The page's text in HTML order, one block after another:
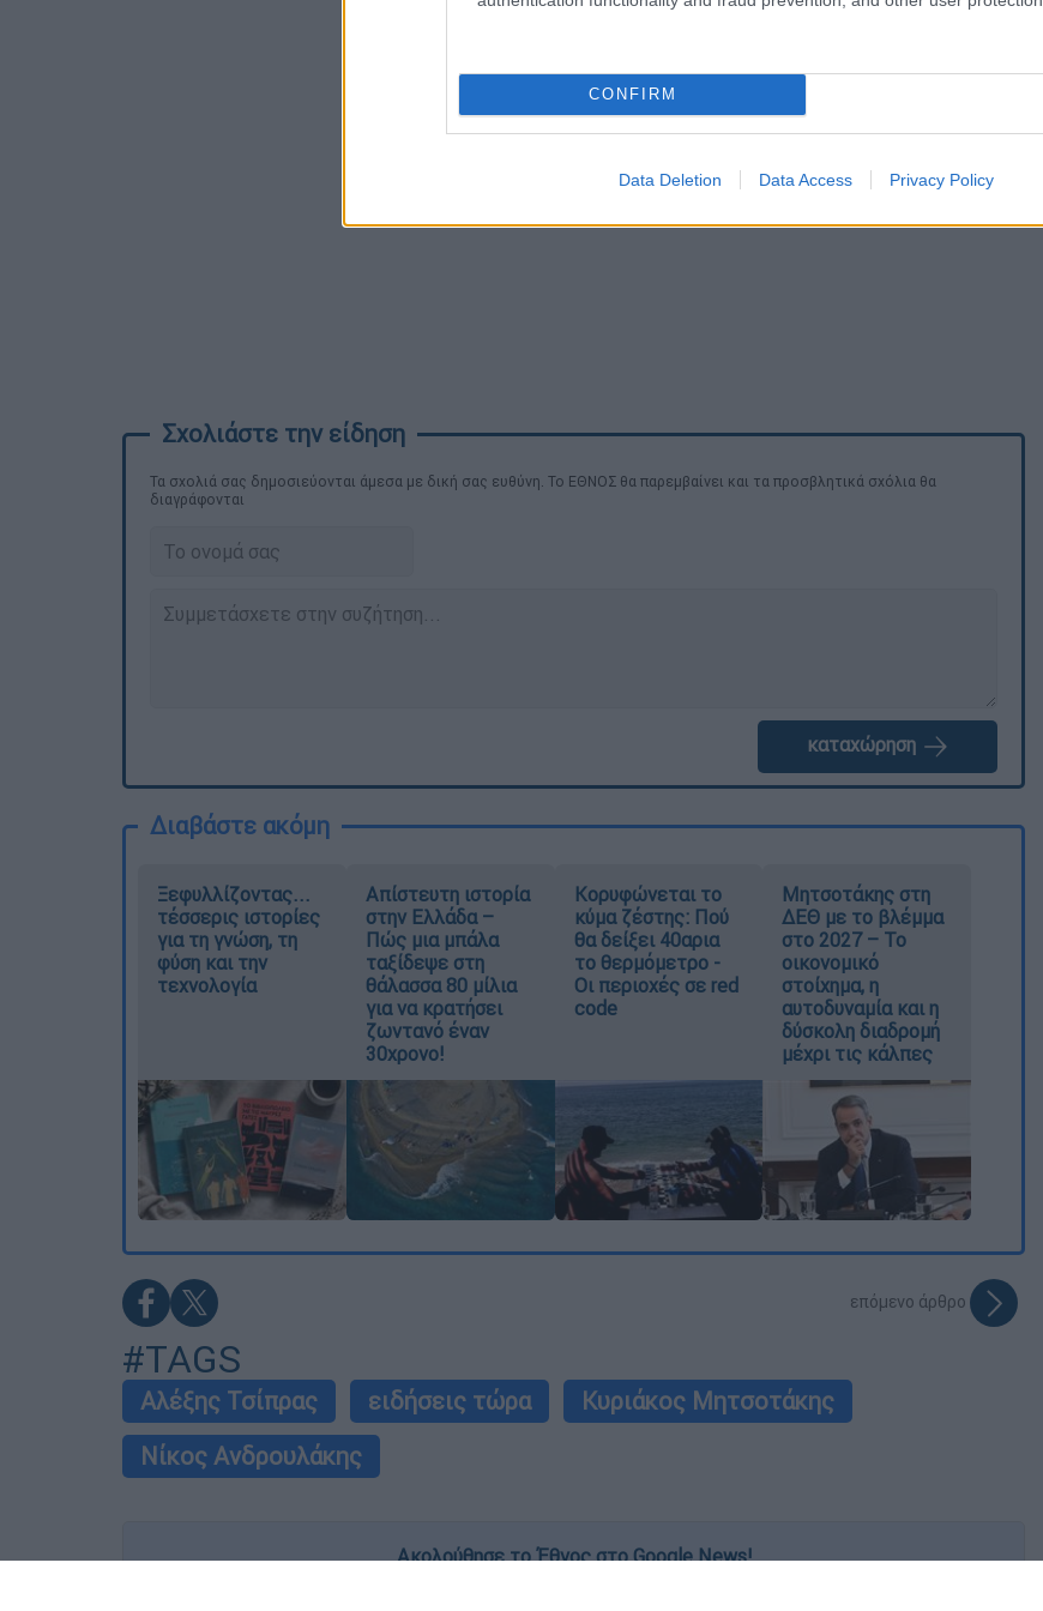
CONFIRM
Data Deletion Data Access Privacy Policy
Τα σχολιά σας δημοσιεύονται άμεσα με δική σας ευθύνη. Το ΕΘΝΟΣ θα παρεμβαίνει και τα προσβλητικά σχόλια θα
διαγράφονται
καταχώρηση
Διαβάστε ακόμη
Ξεφυλλίζοντας...
τέσσερις ιστορίες
για τη γνώση, τη
φύση και την
τεχνολογία
Απίστευτη ιστορία
στην Ελλάδα –
Πώς μια μπάλα
ταξίδεψε στη
θάλασσα 80 μίλια
για να κρατήσει
ζωντανό έναν
30χρονο!
Κορυφώνεται το
κύμα ζέστης: Πού
θα δείξει 40αρια
το θερμόμετρο -
Οι περιοχές σε red
code
Μητσοτάκης στη
ΔΕΘ με το βλέμμα
στο 2027 – Το
οικονομικό
στοίχημα, η
αυτοδυναμία και η
δύσκολη διαδρομή
μέχρι τις κάλπες
επόμενο άρθρο
#TAGS
Αλέξης Τσίπρας ειδήσεις τώρα
Κυριάκος Μητσοτάκης
Νίκος Ανδρουλάκης
Ακολούθησε το Έθνος στο Google News!